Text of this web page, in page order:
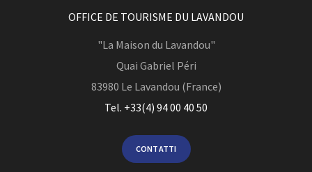
OFFICE DE TOURISME DU LAVANDOU
"La Maison du Lavandou"
Quai Gabriel Péri
83980 Le Lavandou (France)
Tel. +33(4) 94 00 40 50
CONTATTI